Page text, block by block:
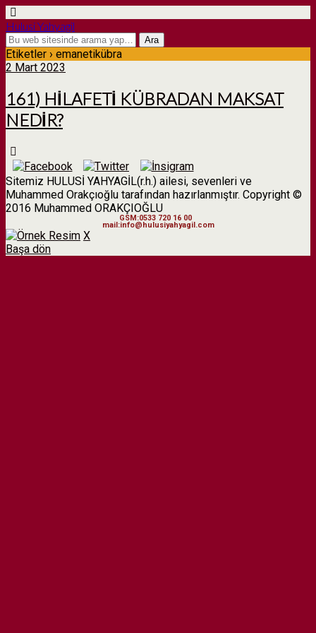
Hulusi Yahyagil
Etiketler › emanetikübra
2 Mart 2023
161) HİLAFETİ KÜBRADAN MAKSAT
NEDİR?
Sitemiz HULUSİ YAHYAGİL(r.h.) ailesi, sevenleri ve
Muhammed Orakçıoğlu tarafından hazırlanmıştır. Copyright ©
2016 Muhammed ORAKÇIOĞLU
GSM:0533 720 16 00
mail:info@hulusiyahyagil.com
X
Başa dön